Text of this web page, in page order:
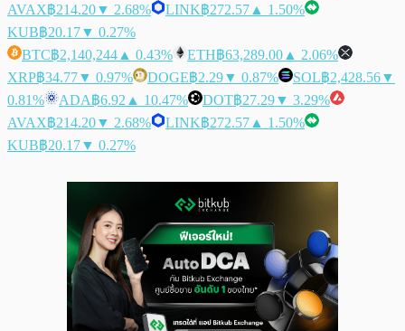
AVAX฿214.20▼ 2.68% LINK฿272.57 ▲ 1.50%
KUB฿20.17▼ 0.27%
BTC฿2,140,244 ▲ 0.43% ETH฿63,289.00 ▲ 2.06%
XRP฿34.77▼ 0.97% DOGE฿2.29▼ 0.87% SOL฿2,428.56▼
0.81%
ADA฿6.92 ▲ 10.47% DOT฿27.29▼ 3.29%
AVAX฿214.20▼ 2.68% LINK฿272.57 ▲ 1.50%
KUB฿20.17▼ 0.27%